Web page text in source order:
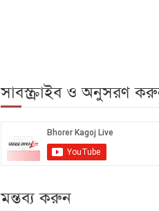
সাবস্ক্রাইব ও অনুসরণ
মন্তব্য করুন